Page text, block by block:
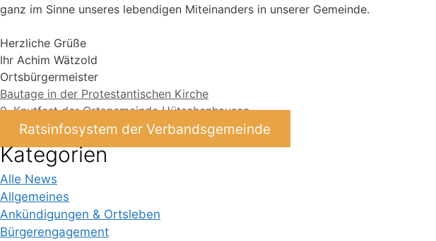
ganz im Sinne unseres lebendigen Miteinanders in unserer Gemeinde.
Herzliche Grüße
Ihr Achim Wätzold
Ortsbürgermeister
Bautage in der Protestantischen Kirche
9. Knutfest der Ortsgemeinde Hütschenhausen
Ratsinfosystem der Verbandsgemeinde
Kategorien
Alle News
Allgemeines
Ankündigungen & Ortsleben
Bürgerengagement